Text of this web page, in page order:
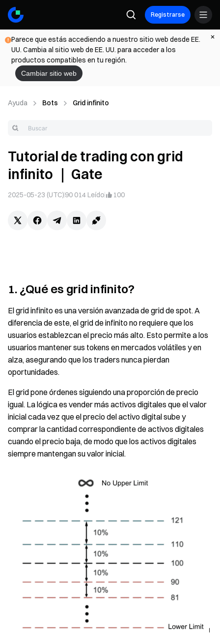
Registrarse
Parece que estás accediendo a nuestro sitio web desde EE.
UU. Cambia al sitio web de EE. UU. para acceder a los
productos compatibles en tu región.
Cambiar sitio web
Ayuda Bots Grid infinito
Tutorial de trading con grid
infinito ｜ Gate
2025-05-23 (UTC)90 014 Leído 100
1. ¿Qué es grid infinito?
El grid infinito es una versión avanzada de grid de spot. A
diferencia de este, el grid de infinito no requiere que los
usuarios establezcan el precio más alto. Esto permite a los
usuarios mantener sus tokens en mercados volátiles y en
alza, asegurando que los traders nunca pierdan
oportunidades.
El grid pone órdenes siguiendo una proporción de precio
igual. La lógica es vender más activos digitales que el valor
inicial cada vez que el precio del activo digital sube y
comprar la cantidad correspondiente de activos digitales
cuando el precio baja, de modo que los activos digitales
siempre mantengan su valor inicial.